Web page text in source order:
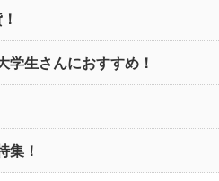
学生さんにおすすめ！
集！